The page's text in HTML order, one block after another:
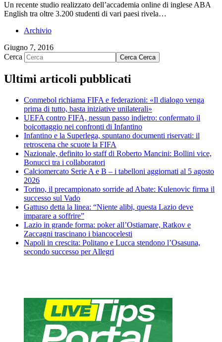
Un recente studio realizzato dell’accademia online di inglese ABA
English tra oltre 3.200 studenti di vari paesi rivela…
Archivio
Giugno 7, 2016
Cerca
Cerca Cerca
Ultimi articoli pubblicati
Conmebol richiama FIFA e federazioni: «Il dialogo venga
prima di tutto, basta iniziative unilaterali»
UEFA contro FIFA, nessun passo indietro: confermato il
boicottaggio nei confronti di Infantino
Infantino e la Superlega, spuntano documenti riservati: il
retroscena che scuote la FIFA
Nazionale, definito lo staff di Roberto Mancini: Bollini vice,
Bonucci tra i collaboratori
Calciomercato Serie A e B – i tabelloni aggiornati al 5 agosto
2026
Torino, il precampionato sorride ad Abate: Kulenovic firma il
successo sul Vado
Gattuso detta la linea: “Niente alibi, questa Lazio deve
imparare a soffrire”
Lazio in grande forma: poker all’Ostiamare, Ratkov e
Zaccagni trascinano i biancocelesti
Napoli in crescita: Politano e Lucca stendono l’Osasuna,
secondo successo per Allegri